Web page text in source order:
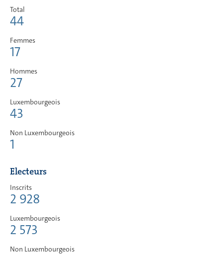
Total
44
Femmes
17
Hommes
27
Luxembourgeois
43
Non Luxembourgeois
1
Electeurs
Inscrits
2 928
Luxembourgeois
2 573
Non Luxembourgeois